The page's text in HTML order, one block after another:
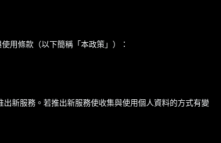
用條款（以下簡稱「本政策」）：
新服務。若推出新服務使收集與使用個人資料的方式有變